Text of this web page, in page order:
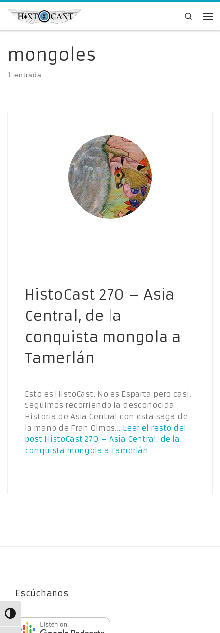
Alternar alto contraste
Saltar al contenido
Search
mongoles
1 entrada
HistoCast 270 – Asia
Central, de la
conquista mongola a
Tamerlán
Esto es HistoCast. No es Esparta pero casi.
Seguimos recorriendo la desconocida
Historia de Asia Central con esta saga de
la mano de Fran Olmos… Leer el resto del
post HistoCast 270 – Asia Central, de la
conquista mongola a Tamerlán
Escúchanos